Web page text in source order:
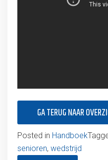
GA TERUG NAAR
Posted in Handboek
senioren, wedstrijd